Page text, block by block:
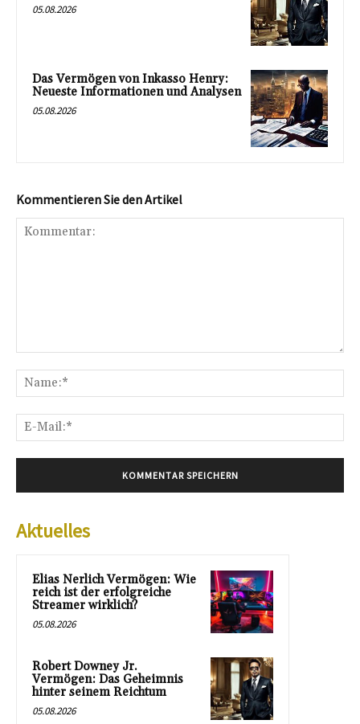
05.08.2026
Das Vermögen von Inkasso Henry:
Neueste Informationen und Analysen
05.08.2026
Kommentieren Sie den Artikel
Aktuelles
Elias Nerlich Vermögen: Wie
reich ist der erfolgreiche
Streamer wirklich?
05.08.2026
Robert Downey Jr.
Vermögen: Das Geheimnis
hinter seinem Reichtum
05.08.2026